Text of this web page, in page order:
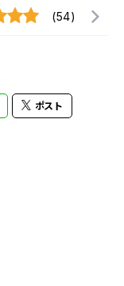
(54)
ポスト